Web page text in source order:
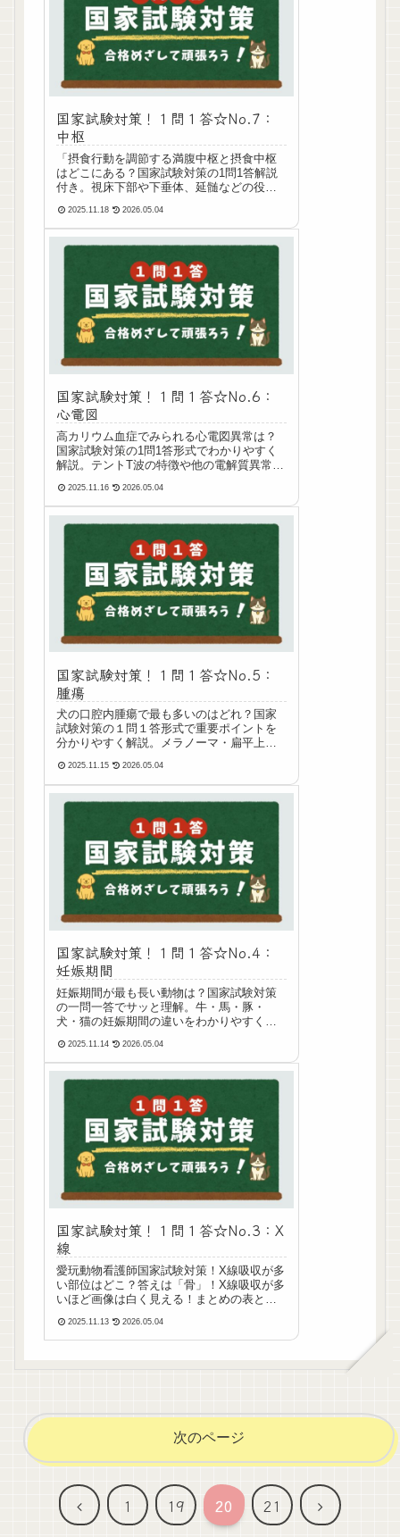
国家試験対策！１問１答☆No.7：
中枢
「摂食行動を調節する満腹中枢と摂食中枢
はどこにある？国家試験対策の1問1答解説
付き。視床下部や下垂体、延髄などの役割
解説します。」
2025.11.18 2026.05.04
国家試験対策！１問１答☆No.6：
心電図
高カリウム血症でみられる心電図異常は？
国家試験対策の1問1答形式でわかりやすく
解説。テントT波の特徴や他の電解質異常と
策におすすめ！
2025.11.16 2026.05.04
国家試験対策！１問１答☆No.5：
腫瘍
犬の口腔内腫瘍で最も多いのはどれ？国家
試験対策の１問１答形式で重要ポイントを
分かりやすく解説。メラノーマ・扁平上皮
間で復習できる動物看護師の学生さん向け
学習記事です。
2025.11.15 2026.05.04
国家試験対策！１問１答☆No.4：
妊娠期間
妊娠期間が最も長い動物は？国家試験対策
の一問一答でサッと理解。牛・馬・豚・
犬・猫の妊娠期間の違いをわかりやすく解
2025.11.14 2026.05.04
国家試験対策！１問１答☆No.3：X
線
愛玩動物看護師国家試験対策！X線吸収が多
い部位はどこ？答えは「骨」！X線吸収が多
いほど画像は白く見える！まとめの表と暗
2025.11.13 2026.05.04
次のページ
前
1 19 20 21
次